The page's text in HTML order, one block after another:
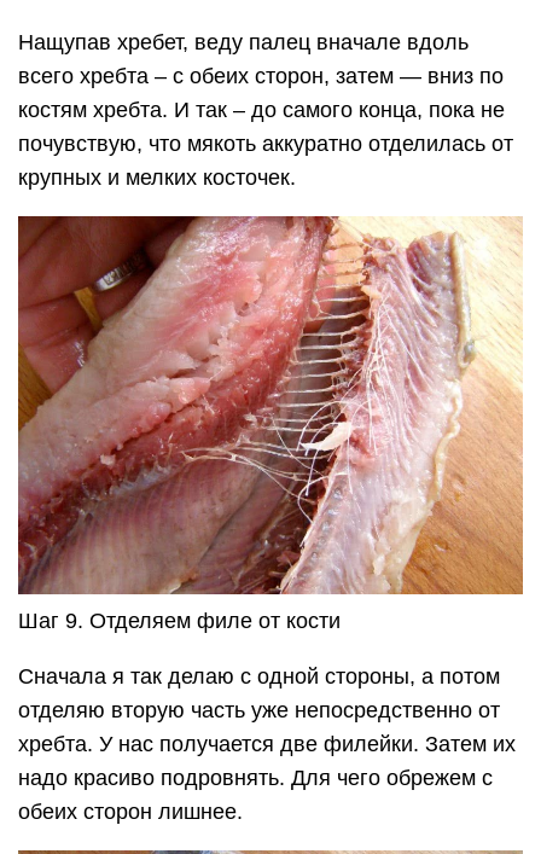
Нащупав хребет, веду палец вначале вдоль
всего хребта – с обеих сторон, затем — вниз по
костям хребта. И так – до самого конца, пока не
почувствую, что мякоть аккуратно отделилась от
крупных и мелких косточек.
Шаг 9. Отделяем филе от кости
Сначала я так делаю с одной стороны, а потом
отделяю вторую часть уже непосредственно от
хребта. У нас получается две филейки. Затем их
надо красиво подровнять. Для чего обрежем с
обеих сторон лишнее.